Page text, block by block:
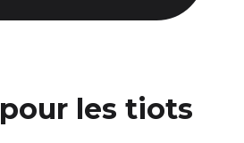
les tiots